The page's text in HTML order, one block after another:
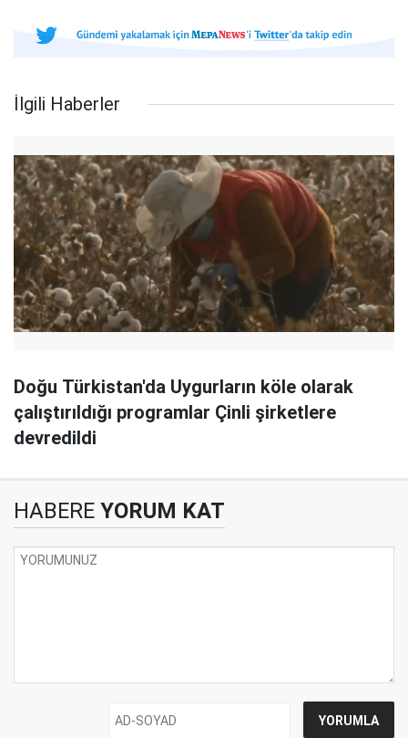
İlgili Haberler
Doğu Türkistan'da Uygurların köle olarak
çalıştırıldığı programlar Çinli şirketlere
devredildi
HABERE YORUM KAT